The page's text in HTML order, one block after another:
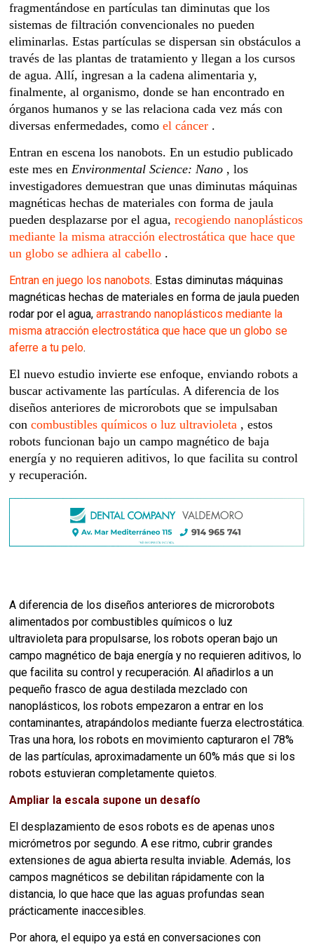
fragmentándose en partículas tan diminutas que los
sistemas de filtración convencionales no pueden
eliminarlas. Estas partículas se dispersan sin obstáculos a
través de las plantas de tratamiento y llegan a los cursos
de agua. Allí, ingresan a la cadena alimentaria y,
finalmente, al organismo, donde se han encontrado en
órganos humanos y se las relaciona cada vez más con
diversas enfermedades, comoel cáncer .
Entran en escena los nanobots. En un estudio publicado
este mes enEnvironmental Science: Nano , los
investigadores demuestran que unas diminutas máquinas
magnéticas hechas de materiales con forma de jaula
pueden desplazarse por el agua,recogiendo nanoplásticos
mediante la misma atracción electrostática que hace que
un globo se adhiera al cabello .
Entran en juego los nanobots. Estas diminutas máquinas
magnéticas hechas de materiales en forma de jaula pueden
rodar por el agua,arrastrando nanoplásticos mediante la
misma atracción electrostática que hace que un globo se
aferre a tu pelo.
El nuevo estudio invierte ese enfoque, enviando robots a
buscar activamente las partículas. A diferencia de los
diseños anteriores de microrobots que se impulsaban
concombustibles químicos o luz ultravioleta , estos
robots funcionan bajo un campo magnético de baja
energía y no requieren aditivos, lo que facilita su control
y recuperación.
A diferencia de los diseños anteriores de microrobots
alimentados porcombustibles químicos o luz
ultravioleta para propulsarse, los robots operan bajo un
campo magnético de baja energía y no requieren aditivos, lo
que facilita su control y recuperación. Al añadirlos a un
pequeño frasco de agua destilada mezclado con
nanoplásticos, los robots empezaron a entrar en los
contaminantes, atrapándolos mediante fuerza electrostática.
Tras una hora, los robots en movimiento capturaron el 78%
de las partículas, aproximadamente un 60% más que si los
robots estuvieran completamente quietos.
Ampliar la escala supone un desafío
El desplazamiento de esos robots es de apenas unos
micrómetros por segundo. A ese ritmo, cubrir grandes
extensiones de agua abierta resulta inviable. Además, los
campos magnéticos se debilitan rápidamente con la
distancia, lo que hace que las aguas profundas sean
prácticamente inaccesibles.
Por ahora, el equipo ya está en conversaciones con